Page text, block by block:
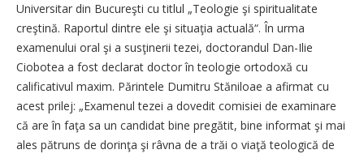
Universitar din Bucureşti cu titlul „Teologie şi spiritualitate
creştină. Raportul dintre ele şi situaţia actuală“. În urma
examenului oral şi a susţinerii tezei, doctorandul Dan-Ilie
Ciobotea a fost declarat doctor în teologie ortodoxă cu
calificativul maxim. Părintele Dumitru Stăniloae a afirmat cu
acest prilej: „Examenul tezei a dovedit comisiei de examinare
că are în faţa sa un candidat bine pregătit, bine informat şi mai
ales pătruns de dorinţa şi râvna de a trăi o viaţă teologică de